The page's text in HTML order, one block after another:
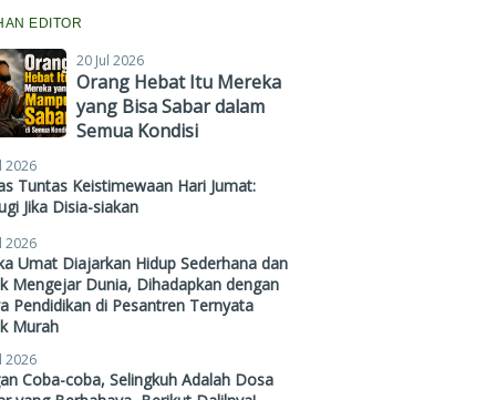
EDITOR
20 Jul 2026
Orang Hebat Itu Mereka
yang Bisa Sabar dalam
Semua Kondisi
2026
Tuntas Keistimewaan Hari Jumat:
Jika Disia-siakan
2026
Umat Diajarkan Hidup Sederhana dan
Mengejar Dunia, Dihadapkan dengan
Pendidikan di Pesantren Ternyata
Murah
2026
Coba-coba, Selingkuh Adalah Dosa